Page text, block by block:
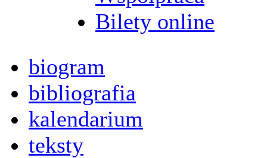
Bilety online
biogram
bibliografia
kalendarium
teksty